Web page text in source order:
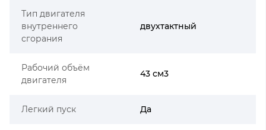
Тип двигателя
внутреннего
сгорания
двухтактный
Рабочий объём
двигателя
43 см3
Легкий пуск Да